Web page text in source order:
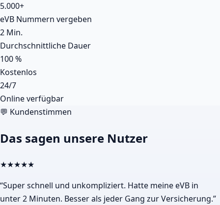
5.000+
eVB Nummern vergeben
2 Min.
Durchschnittliche Dauer
100 %
Kostenlos
24/7
Online verfügbar
💬 Kundenstimmen
Das sagen unsere Nutzer
★★★★★
“Super schnell und unkompliziert. Hatte meine eVB in
unter 2 Minuten. Besser als jeder Gang zur Versicherung.”